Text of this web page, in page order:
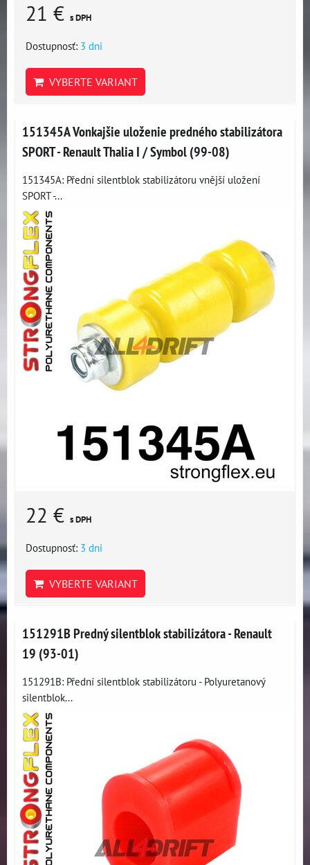
21 € s DPH
Dostupnosť: 3 dni
VYBERTE VARIANT
151345A Vonkajšie uloženie predného stabilizátora
SPORT - Renault Thalia I / Symbol (99-08)
151345A: Přední silentblok stabilizátoru vnější uložení
SPORT -...
22 € s DPH
Dostupnosť: 3 dni
VYBERTE VARIANT
151291B Predný silentblok stabilizátora - Renault
19 (93-01)
151291B: Přední silentblok stabilizátoru - Polyuretanový
silentblok...